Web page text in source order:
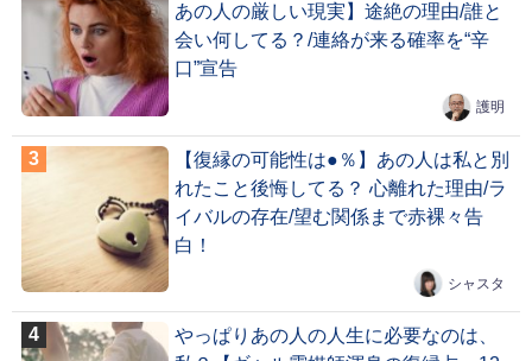
あの人の厳しい現実】途絶の理由/誰と
会い何してる？/連絡が来る確率を“辛
口”宣告
護明
【復縁の可能性は●％】あの人は私と別
れたこと後悔してる？ 心離れた理由/ラ
イバルの存在/望む関係まで赤裸々告
白！
シャスタ
やっぱりあの人の人生に必要なのは、